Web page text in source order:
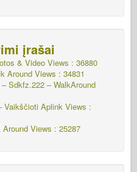
įrašai
& Video Views : 36880
Around Views : 34831
Sdkfz.222 – WalkAround
Vaikščioti Aplink Views :
Views : 25287